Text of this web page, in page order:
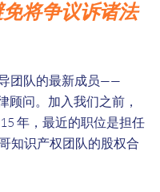
将争议诉诸法
团队的最新成员——
顾问。加入我们之前，
年，最近的职位是担任
知识产权团队的股权合